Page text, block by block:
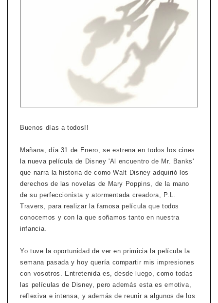
Buenos días a todos!!
Mañana, día 31 de Enero, se estrena en todos los cines
la nueva película de Disney 'Al encuentro de Mr. Banks'
que narra la historia de como Walt Disney adquirió los
derechos de las novelas de Mary Poppins, de la mano
de su perfeccionista y atormentada creadora, P.L.
Travers, para realizar la famosa película que todos
conocemos y con la que soñamos tanto en nuestra
infancia.
Yo tuve la oportunidad de ver en primicia la película la
semana pasada y hoy quería compartir mis impresiones
con vosotros. Entretenida es, desde luego, como todas
las películas de Disney, pero además esta es emotiva,
reflexiva e intensa, y además de reunir a algunos de los